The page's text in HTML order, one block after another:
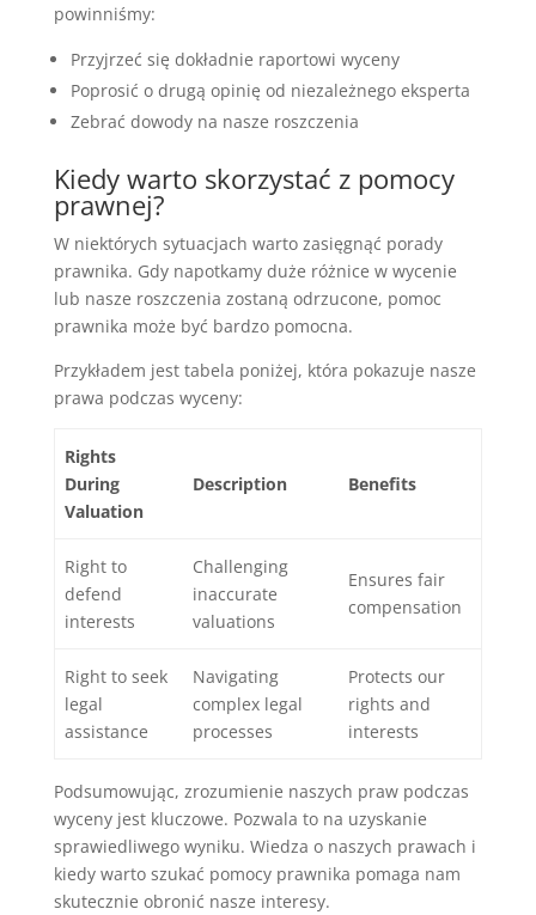
powinniśmy:
Przyjrzeć się dokładnie raportowi wyceny
Poprosić o drugą opinię od niezależnego eksperta
Zebrać dowody na nasze roszczenia
Kiedy warto skorzystać z pomocy
prawnej?
W niektórych sytuacjach warto zasięgnąć porady
prawnika. Gdy napotkamy duże różnice w wycenie
lub nasze roszczenia zostaną odrzucone, pomoc
prawnika może być bardzo pomocna.
Przykładem jest tabela poniżej, która pokazuje nasze
prawa podczas wyceny:
Rights
During
Valuation
Description Benefits
Right to
defend
interests
Challenging
inaccurate
valuations
Ensures fair
compensation
Right to seek
legal
assistance
Navigating
complex legal
processes
Protects our
rights and
interests
Podsumowując, zrozumienie naszych praw podczas
wyceny jest kluczowe. Pozwala to na uzyskanie
sprawiedliwego wyniku. Wiedza o naszych prawach i
kiedy warto szukać pomocy prawnika pomaga nam
skutecznie obronić nasze interesy.